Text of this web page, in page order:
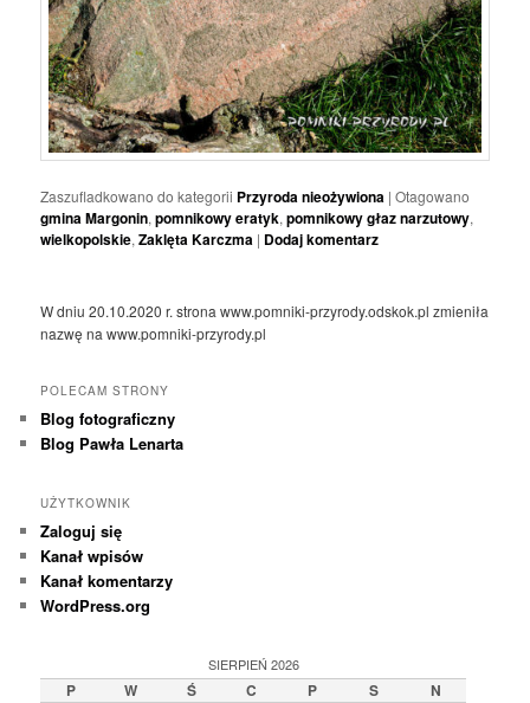
Zaszufladkowano do kategorii Przyroda nieożywiona |Otagowano
gmina Margonin,pomnikowy eratyk,pomnikowy głaz narzutowy,
wielkopolskie,Zaklęta Karczma | Dodaj komentarz
W dniu 20.10.2020 r. strona www.pomniki-przyrody.odskok.pl zmieniła
nazwę na www.pomniki-przyrody.pl
POLECAM STRONY
Blog fotograficzny
Blog Pawła Lenarta
UŻYTKOWNIK
Zaloguj się
Kanał wpisów
Kanał komentarzy
WordPress.org
SIERPIEŃ 2026
P W Ś C P S N